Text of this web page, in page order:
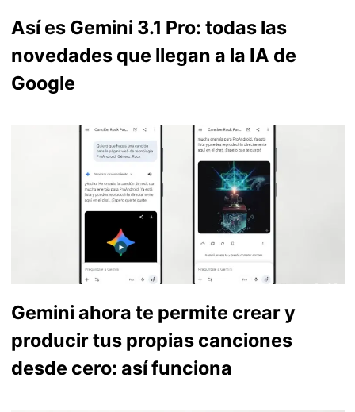
Así es Gemini 3.1 Pro: todas las
novedades que llegan a la IA de
Google
Gemini ahora te permite crear y
producir tus propias canciones
desde cero: así funciona